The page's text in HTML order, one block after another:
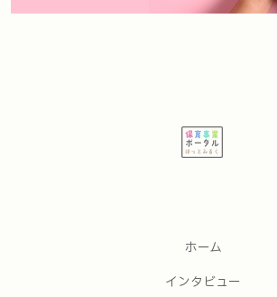
ホーム
インタビュー